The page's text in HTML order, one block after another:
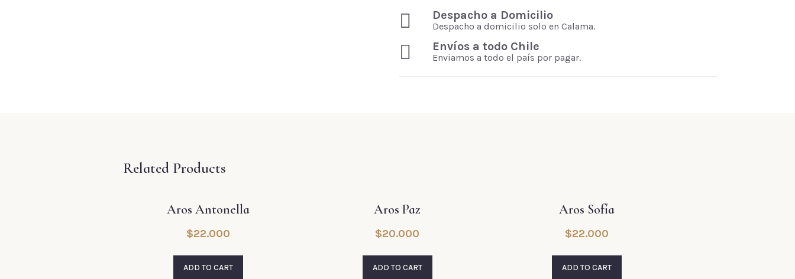
Despacho a Domicilio
Despacho a domicilio solo en Calama.
Envíos a todo Chile
Enviamos a todo el país por pagar.
Related Products
Aros Antonella
$22.000
ADD TO CART
Aros Paz
$20.000
ADD TO CART
Aros Sofía
$22.000
ADD TO CART